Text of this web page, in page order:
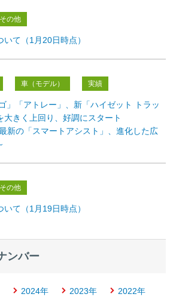
その他
て（1月20日時点）
車（モデル） 実績
」「アトレー」、新「ハイゼット トラッ
大きく上回り、好調にスタート
新の「スマートアシスト」、進化した広
その他
て（1月19日時点）
ンバー
2024年 2023年 2022年